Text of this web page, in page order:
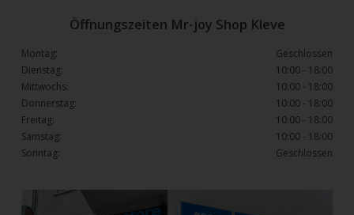
Öffnungszeiten Mr-joy Shop Kleve
Montag:
Geschlossen
Dienstag:
10:00 - 18:00
Mittwochs:
10:00 - 18:00
Donnerstag:
10:00 - 18:00
Freitag:
10:00 - 18:00
Samstag:
10:00 - 18:00
Sonntag:
Geschlossen